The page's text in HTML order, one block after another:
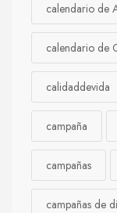
calendario de
calendario de
calidaddevida
campaña
campañas
campañas de